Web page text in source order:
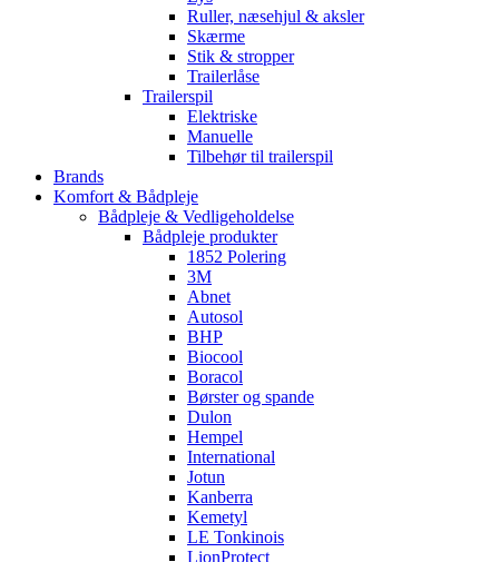
Ruller, næsehjul & aksler
Skærme
Stik & stropper
Trailerlåse
Trailerspil
Elektriske
Manuelle
Tilbehør til trailerspil
Brands
Komfort & Bådpleje
Bådpleje & Vedligeholdelse
Bådpleje produkter
1852 Polering
3M
Abnet
Autosol
BHP
Biocool
Boracol
Børster og spande
Dulon
Hempel
International
Jotun
Kanberra
Kemetyl
LE Tonkinois
LionProtect